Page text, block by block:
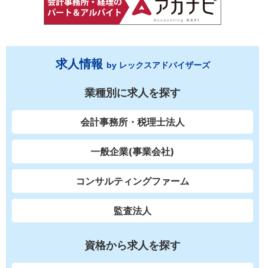
求人情報 by レックスアドバイザーズ
業種別に求人を探す
会計事務所・税理士法人
一般企業(事業会社)
コンサルティングファーム
監査法人
資格から求人を探す